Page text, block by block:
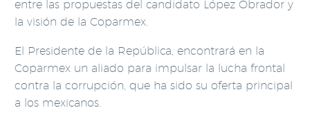
entre las propuestas del candidato López Obrador y
la visión de la Coparmex.
El Presidente de la República, encontrará en la
Coparmex un aliado para impulsar la lucha frontal
contra la corrupción, que ha sido su oferta principal
a los mexicanos.